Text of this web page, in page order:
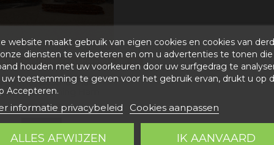
met verschillende opties
38 met beschermde
Ham
250,00 €
website maakt gebruik van eigen cookies en cookies van
diensten te verbeteren en om u advertenties te tonen die
houden met uw voorkeuren door uw surfgedrag te
uw toestemming te geven voor het gebruik ervan, drukt u op
Accepteren.
informatie privacybeleid Cookies aanpassen
ALLES AFWIJZEN IK AANVAARD